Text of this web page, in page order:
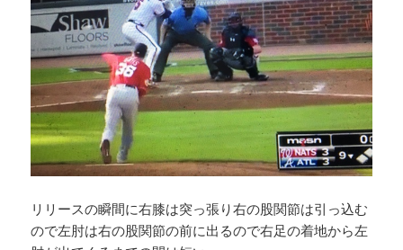
リリースの瞬間に右膝は突っ張り右の股関節は引っ込む
ので左肘は右の股関節の前に出るので右足の着地から左